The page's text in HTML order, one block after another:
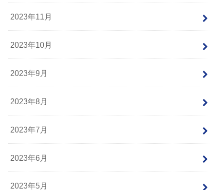
2023年11月
2023年10月
2023年9月
2023年8月
2023年7月
2023年6月
2023年5月